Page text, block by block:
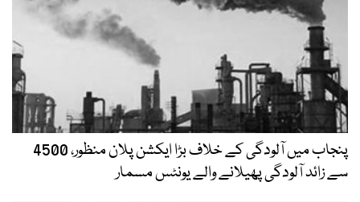
پنجاب میں آلودگی کے خلاف بڑا ایکشن پلان منظور، 4500
سے زائد آلودگی پھیلانے والے یونٹس مسمار